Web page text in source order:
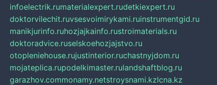
infoelectrik.rumaterialexpert.rudetkiexpert.ru
doktorvilechit.ruvsesvoimirykami.ruinstrumentgid.ru
manikjurinfo.ruhozjajkainfo.rustroimaterials.ru
doktoradvice.ruselskoehozjajstvo.ru
otopleniehouse.rujustinterior.ruchastnyjdom.ru
mojateplica.rupodelkimaster.rulandshaftblog.ru
garazhov.commonamy.netstroysnami.kzlcna.kz